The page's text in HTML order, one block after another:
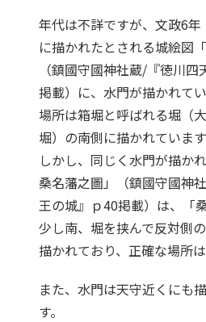
年代は不詳ですが、文政6
に描かれたとされる城絵図
（鎮國守國神社蔵/『徳川
掲載）に、水門が描かれてい
場所は箱堀と呼ばれる堀（
堀）の南側に描かれています
しかし、同じく水門が描か
桑名藩之圖」（鎮國守國神
王の城』ｐ40掲載）は、「
少し南、堀を挟んで反対側
描かれており、正確な場所は
また、水門は天守近くにも
す。